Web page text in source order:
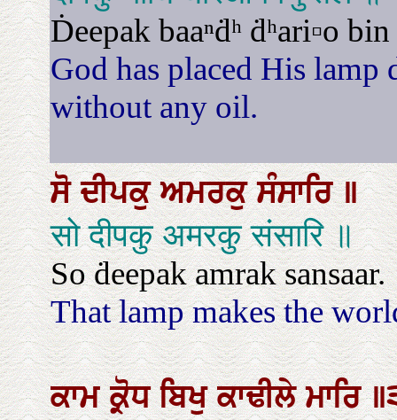
Ḋeepak baaⁿḋʰ ḋʰari▫o
God has placed His
without any oil.
ਸੋਦੀਪਕੁਅਮਰਕੁਸੰਸਾਰਿ॥
सो दीपकु अमरकु संसारि ॥
So ḋeepak amrak sansaar.
That lamp makes the
ਕਾਮਕ੍ਰੋਧਬਿਖੁਕਾਢੀਲੇਮਾਰਿ